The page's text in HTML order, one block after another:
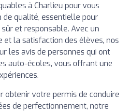
à Charlieu pour vous
qualité, essentielle pour
et responsable. Avec un
et la satisfaction des élèves, nos
les avis de personnes qui ont
auto-écoles, vous offrant une
obtenir votre permis de conduire
de perfectionnement, notre